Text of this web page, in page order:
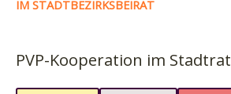
IM STADTBEZIRKSBEIRAT
PVP-Kooperation im Stadtrat